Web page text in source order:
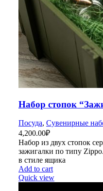
Набор стопок
Посуда, Сувенирные
4,200.00₽
Набор из двух стопок
зажигалки по типу
в стиле ящика
Add to cart
Quick view